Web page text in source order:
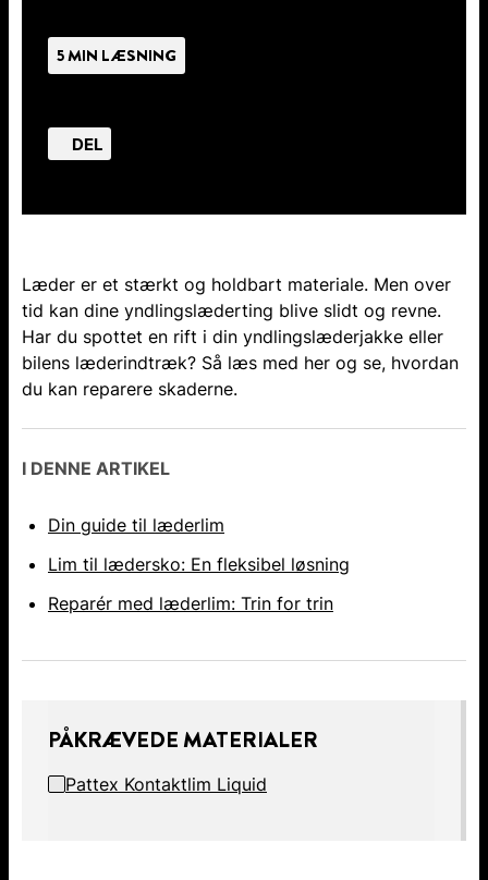
5 MIN LÆSNING
DEL
Læder er et stærkt og holdbart materiale. Men over
tid kan dine yndlingslæderting blive slidt og revne.
Har du spottet en rift i din yndlingslæderjakke eller
bilens læderindtræk? Så læs med her og se, hvordan
du kan reparere skaderne.
I DENNE ARTIKEL
Din guide til læderlim
Lim til lædersko: En fleksibel løsning
Reparér med læderlim: Trin for trin
PÅKRÆVEDE MATERIALER
Pattex Kontaktlim Liquid